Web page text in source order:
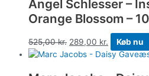
Angel Schlesser –
Orange Blossom –
525,00kr. 289,00 kr. Køb nu